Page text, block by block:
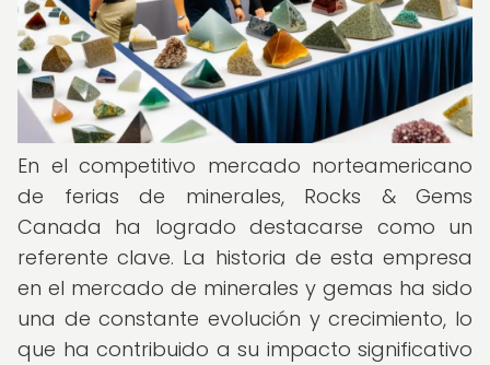
En el competitivo mercado norteamericano
de ferias de minerales, Rocks & Gems
Canada ha logrado destacarse como un
referente clave. La historia de esta empresa
en el mercado de minerales y gemas ha sido
una de constante evolución y crecimiento, lo
que ha contribuido a su impacto significativo